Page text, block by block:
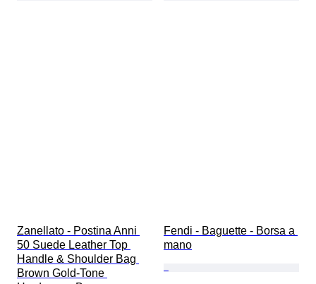
Zanellato - Postina Anni
50 Suede Leather Top
Handle & Shoulder Bag
Brown Gold-Tone
Fendi - Baguette - Borsa a
mano